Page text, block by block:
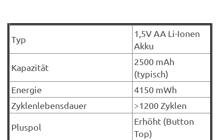
Typ
1,5V AA Li-Ionen
Akku
Kapazität
2500 mAh
(typisch)
Energie
4150 mWh
Zyklenlebensdauer
>1200 Zyklen
Pluspol
Erhöht (Button
Top)